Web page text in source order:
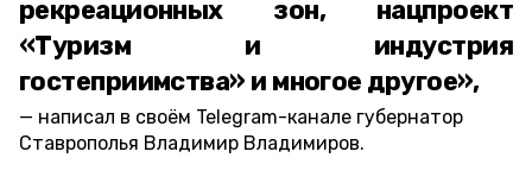
рекреационных зон, нацпроект
«Туризм и индустрия
гостеприимства» и многое другое»,
написал в своём Telegram-канале губернатор
Ставрополья Владимир Владимиров.